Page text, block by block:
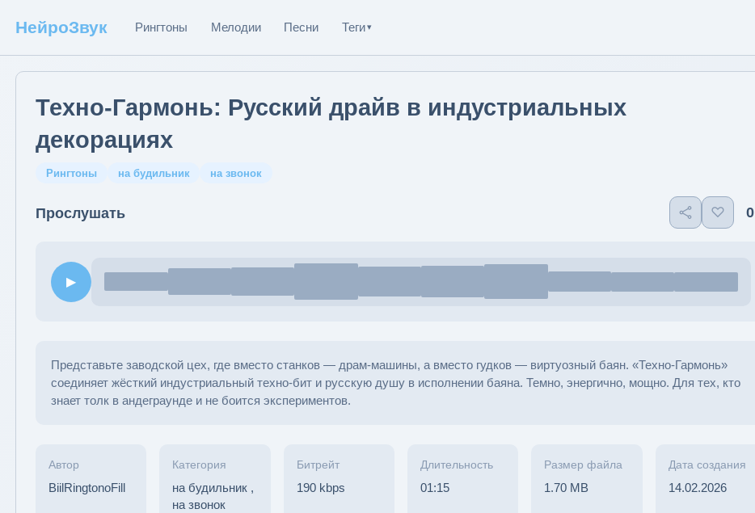
НейроЗвук Рингтоны Мелодии Песни Теги▾
Техно-Гармонь: Русский драйв в индустриальных
декорациях
Рингтоны на будильник на звонок
Прослушать ♡ 0
▶
Представьте заводской цех, где вместо станков — драм-машины, а вместо гудков — виртуозный баян. «Техно-Гармонь»
соединяет жёсткий индустриальный техно-бит и русскую душу в исполнении баяна. Темно, энергично, мощно. Для тех, кто
знает толк в андеграунде и не боится экспериментов.
Автор
BiilRingtonoFill
Категория
на будильник ,
на звонок
Битрейт
190 kbps
Длительность
01:15
Размер файла
1.70 MB
Дата создания
14.02.2026